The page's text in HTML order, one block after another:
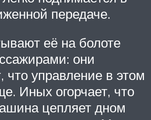
передаче.
её на болоте
они
что управление в этом
Иных огорчает, что
цепляет дном